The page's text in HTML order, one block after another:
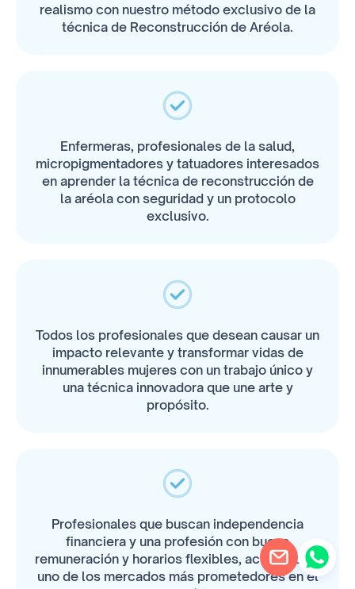
realismo con nuestro método exclusivo de la
técnica de Reconstrucción de Aréola.
Enfermeras, profesionales de la salud,
micropigmentadores y tatuadores interesados
en aprender la técnica de reconstrucción de
la aréola con seguridad y un protocolo
exclusivo.
Todos los profesionales que desean causar un
impacto relevante y transformar vidas de
innumerables mujeres con un trabajo único y
una técnica innovadora que une arte y
propósito.
Profesionales que buscan independencia
financiera y una profesión con buena
remuneración y horarios flexibles, actuando en
uno de los mercados más prometedores en el